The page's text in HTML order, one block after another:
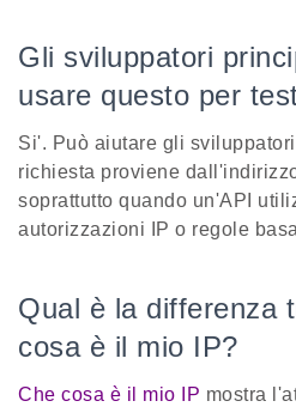
Gli sviluppatori
usare questo per
Si'. Può aiutare gli
richiesta proviene
soprattutto quando un'API
autorizzazioni IP o regole
Qual è la differenza
cosa è il mio IP?
Che cosa è il mio IP mostra